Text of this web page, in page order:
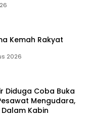
Kemah Rakyat
2026
Diduga Coba Buka
Mengudara,
Kabin